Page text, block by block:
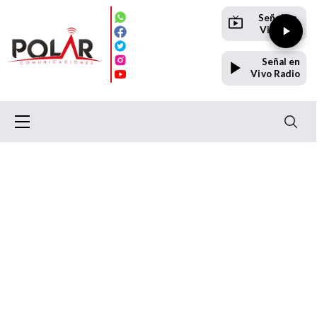
Señal en
Vivo TV
Señal en
Vivo Radio